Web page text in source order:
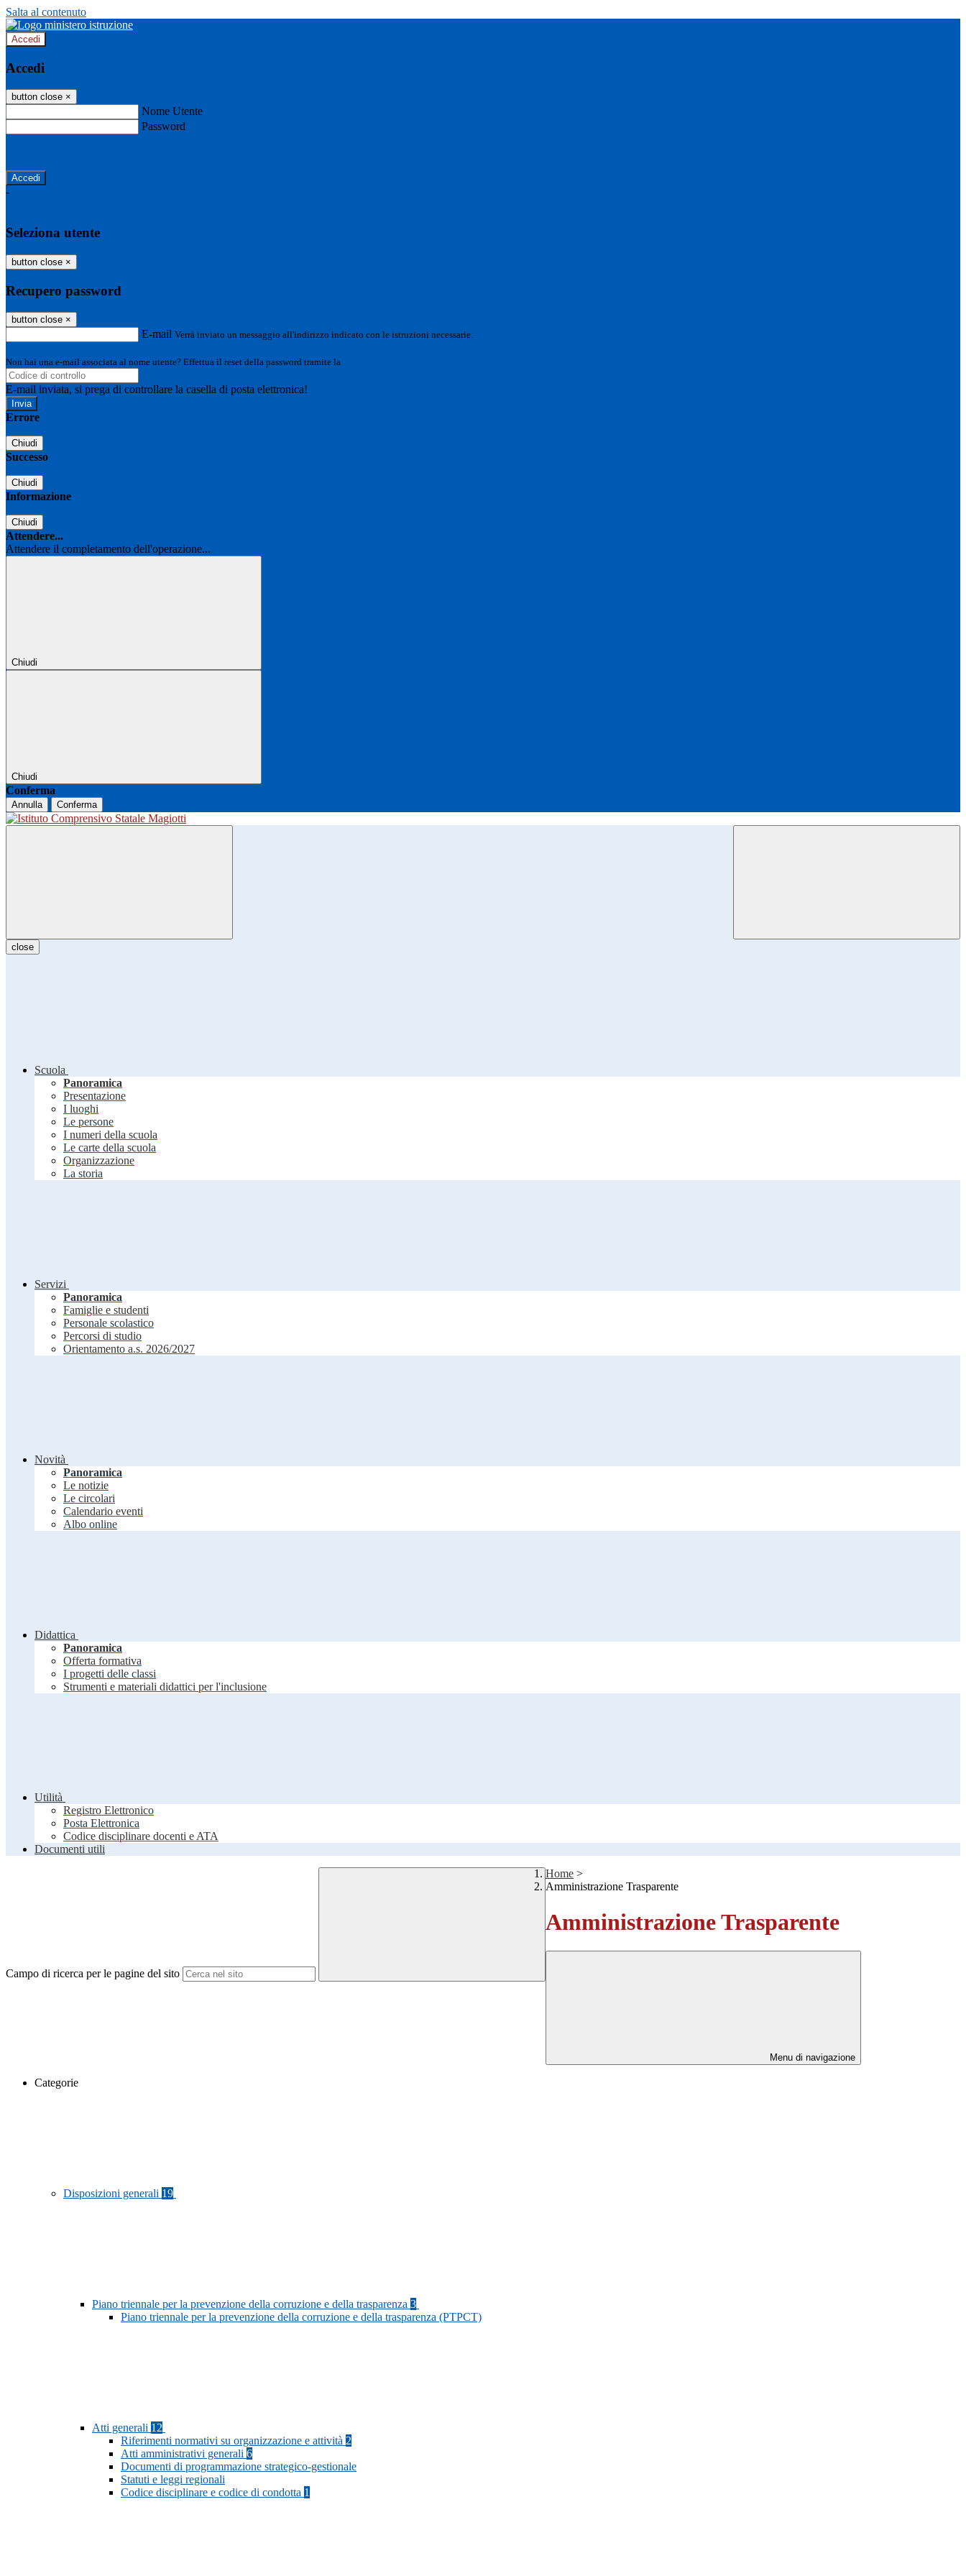
Salta al contenuto
Accedi
Accedi
button close ×
Nome Utente
Password
-
Seleziona utente
button close ×
Recupero password
button close ×
E-mail Verrà inviato un messaggio all'indirizzo indicato con le istruzioni necessarie.
Non hai una e-mail associata al nome utente? Effettua il reset della password tramite la
E-mail inviata, si prega di controllare la casella di posta elettronica!
Errore
Chiudi
Successo
Chiudi
Informazione
Chiudi
Attendere...
Attendere il completamento dell'operazione...
Chiudi
Chiudi
Conferma
Annulla Conferma
close
Scuola
Panoramica
Presentazione
I luoghi
Le persone
I numeri della scuola
Le carte della scuola
Organizzazione
La storia
Servizi
Panoramica
Famiglie e studenti
Personale scolastico
Percorsi di studio
Orientamento a.s. 2026/2027
Novità
Panoramica
Le notizie
Le circolari
Calendario eventi
Albo online
Didattica
Panoramica
Offerta formativa
I progetti delle classi
Strumenti e materiali didattici per l'inclusione
Utilità
Registro Elettronico
Posta Elettronica
Codice disciplinare docenti e ATA
Documenti utili
Campo di ricerca per le pagine del sito
Home >
Amministrazione Trasparente
Amministrazione Trasparente
Menu di navigazione
Categorie
Disposizioni generali 19
Piano triennale per la prevenzione della corruzione e della trasparenza 3
Piano triennale per la prevenzione della corruzione e della trasparenza (PTPCT)
Atti generali 12
Riferimenti normativi su organizzazione e attività 2
Atti amministrativi generali 6
Documenti di programmazione strategico-gestionale
Statuti e leggi regionali
Codice disciplinare e codice di condotta 1